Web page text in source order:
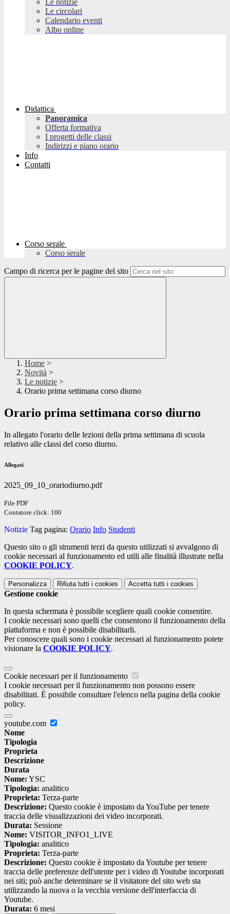
Le notizie
Le circolari
Calendario eventi
Albo online
Didattica
Panoramica
Offerta formativa
I progetti delle classi
Indirizzi e piano orario
Info
Contatti
Corso serale
Corso serale
Campo di ricerca per le pagine del sito
Home >
Novità >
Le notizie >
Orario prima settimana corso diurno
Orario prima settimana corso diurno
In allegato l'orario delle lezioni della prima settimana di scuola
relativo alle classi del corso diurno.
Allegati
2025_09_10_orariodiurno.pdf
File PDF
Contatore click: 100
Notizie Tag pagina: Orario Info Studenti
Questo sito o gli strumenti terzi da questo utilizzati si avvalgono di
cookie necessari al funzionamento ed utili alle finalità illustrate nella
COOKIE POLICY.
Personalizza Rifiuta tutti i cookies Accetta tutti i cookies
Gestione cookie
In questa schermata è possibile scegliere quali cookie consentire.
I cookie necessari sono quelli che consentono il funzionamento della
piattaforma e non è possibile disabilitarli.
Per conoscere quali sono i cookie necessari al funzionamento potete
visionare la COOKIE POLICY.
Cookie necessari per il funzionamento
I cookie necessari per il funzionamento non possono essere
disabilitati. È possibile consultare l'elenco nella pagina della cookie
policy.
youtube.com
Nome
Tipologia
Proprieta
Descrizione
Durata
Nome: YSC
Tipologia: analitico
Proprieta: Terza-parte
Descrizione: Questo cookie è impostato da YouTube per tenere
traccia delle visualizzazioni dei video incorporati.
Durata: Sessione
Nome: VISITOR_INFO1_LIVE
Tipologia: analitico
Proprieta: Terza-parte
Descrizione: Questo cookie è impostato da Youtube per tenere
traccia delle preferenze dell'utente per i video di Youtube incorporati
nei siti; può anche determinare se il visitatore del sito web sta
utilizzando la nuova o la vecchia versione dell'interfaccia di
Youtube.
Durata: 6 mesi